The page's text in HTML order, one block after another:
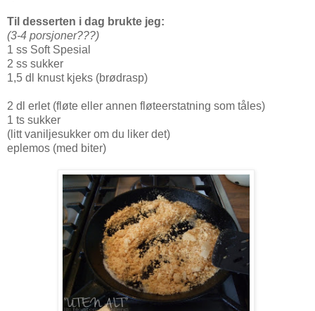
Til desserten i dag brukte jeg:
(3-4 porsjoner???)
1 ss Soft Spesial
2 ss sukker
1,5 dl knust kjeks (brødrasp)
2 dl erlet (fløte eller annen fløteerstatning som tåles)
1 ts sukker
(litt vaniljesukker om du liker det)
eplemos (med biter)